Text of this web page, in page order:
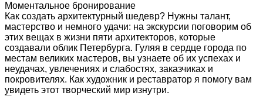
Моментальное бронирование
Как создать архитектурный шедевр? Нужны талант,
мастерство и немного удачи: на экскурсии поговорим об
этих вещах в жизни пяти архитекторов, которые
создавали облик Петербурга. Гуляя в сердце города по
местам великих мастеров, вы узнаете об их успехах и
неудачах, увлечениях и слабостях, заказчиках и
покровителях. Как художник и реставратор я помогу вам
увидеть этот творческий мир изнутри.